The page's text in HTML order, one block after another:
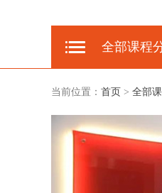
全部课程
当前位置： 首页 > 全部